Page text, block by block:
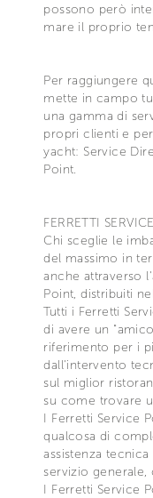
possono però
mare il proprio
Per raggiungere
mette in campo
una gamma di
propri clienti e
yacht: Service
Point.
FERRETTI
Chi sceglie le
del massimo in
anche attraverso
Point, distribuiti
Tutti i Ferretti
di avere un
riferimento per i
dall'intervento
sul miglior
su come trovare
I Ferretti Service
qualcosa di
assistenza
servizio
I Ferretti Service